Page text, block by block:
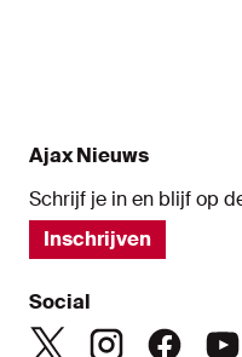
Ajax Nieuws
Schrijf je in en blijf op
Inschrijven
Social